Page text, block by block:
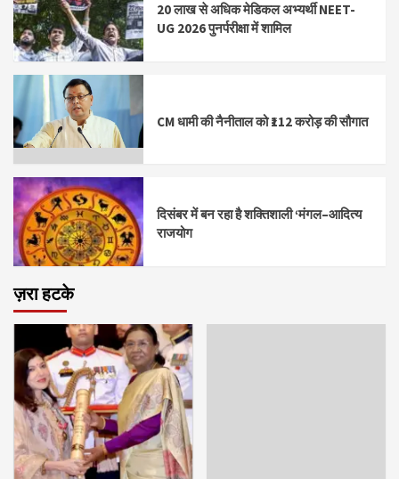
20 लाख से अधिक मेडिकल अभ्यर्थी NEET-
UG 2026 पुनर्परीक्षा में शामिल
CM धामी की नैनीताल को ₹112 करोड़ की सौगात
दिसंबर में बन रहा है शक्तिशाली ‘मंगल–आदित्य
राजयोग
ज़रा हटके